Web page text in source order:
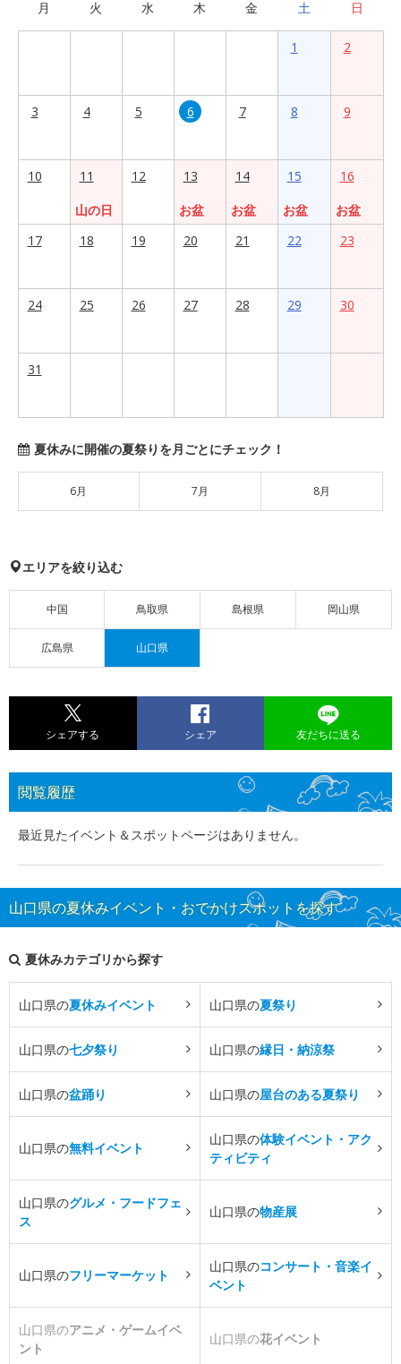
月 火 水 木 金 土 日
1 2
3 4 5 6 7 8 9
10
11
山の日
12
13
お盆
14
お盆
15
お盆
16
お盆
17
18 19 20 21 22 23
24 25 26 27 28 29 30
31
夏休みに開催の夏祭りを月ごとにチェック！
6月 7月 8月
エリアを絞り込む
中国 鳥取県 島根県 岡山県
広島県 山口県
シェアする シェア 友だちに送る
閲覧履歴
最近見たイベント＆スポットページはありません。
山口県の夏休みイベント・おでかけスポットを探す
夏休みカテゴリから探す
山口県の夏休みイベント 山口県の夏祭り
山口県の七夕祭り 山口県の縁日・納涼祭
山口県の盆踊り 山口県の屋台のある夏祭り
山口県の無料イベント
山口県の体験イベント・アク
ティビティ
山口県のグルメ・フードフェ
ス
山口県の物産展
山口県のフリーマーケット
山口県のコンサート・音楽イ
ベント
山口県のアニメ・ゲームイベ
ント
山口県の花イベント